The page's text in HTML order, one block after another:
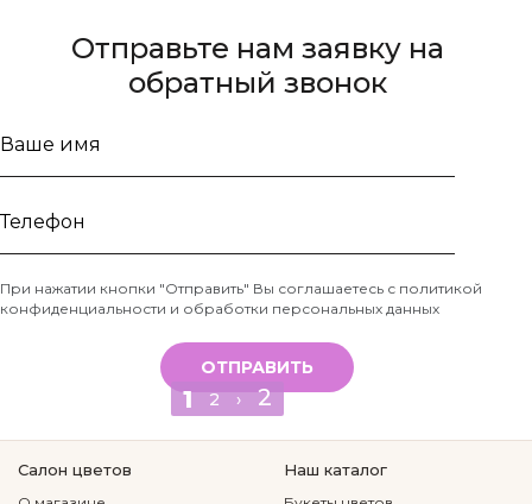
1 2 › 2
Отправьте нам заявку на
обратный звонок
Ваше
Телефон
*
При нажатии кнопки "Отправить" Вы соглашаетесь с политикой
конфиденциальности и обработки персональных данных
ОТПРАВИТЬ
Салон цветов Наш каталог